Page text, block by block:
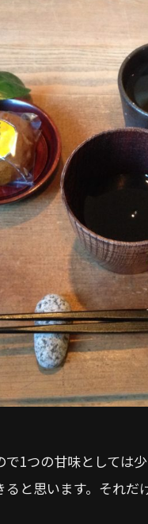
1つの甘味としては
と思います。それだ